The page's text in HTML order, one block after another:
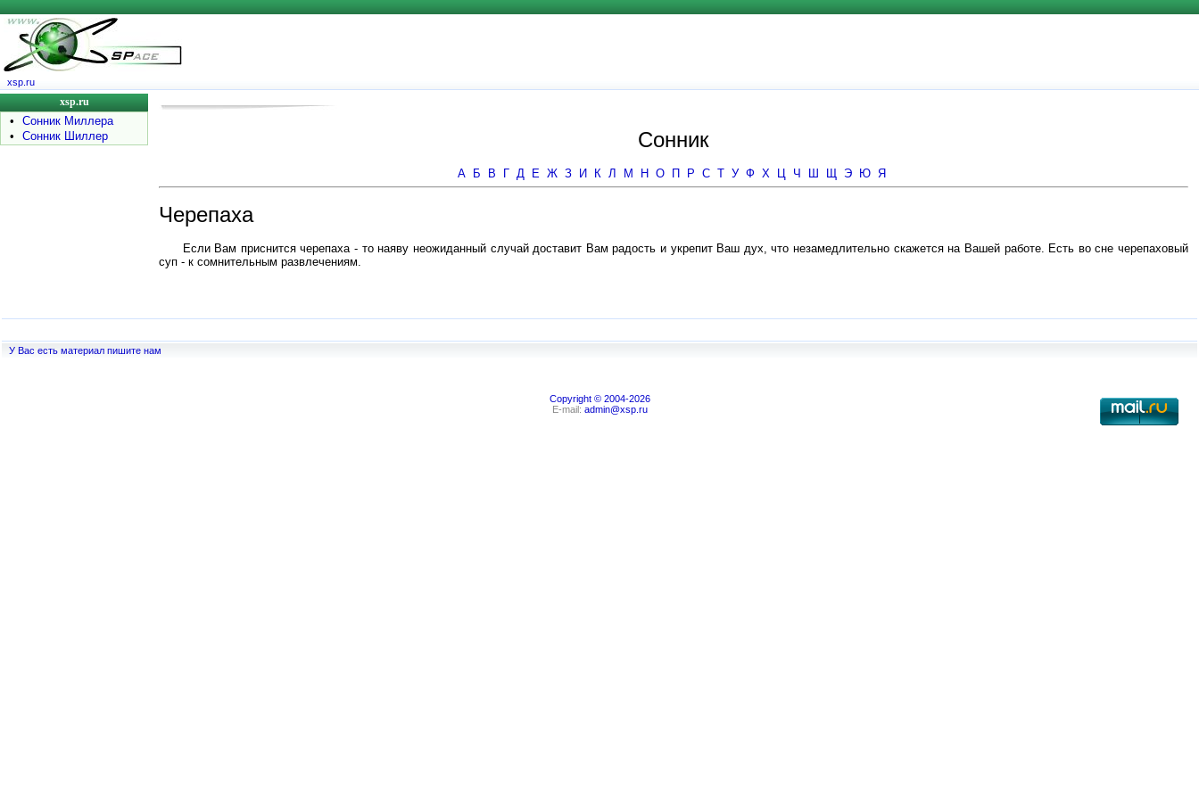
xsp.ru
xsp.ru
•
Сонник Миллера
•
Сонник Шиллер Сонник
А Б В Г Д Е Ж З И К Л М Н О П Р С Т У Ф Х Ц Ч Ш Щ Э Ю Я
Черепаха
Если Вам приснится черепаха - то наяву неожиданный случай доставит Вам радость и укрепит Ваш дух, что незамедлительно скажется на Вашей работе. Есть во сне черепаховый
суп - к сомнительным развлечениям.
У Вас есть материал пишите нам
Copyright © 2004-2026
E-mail: admin@xsp.ru